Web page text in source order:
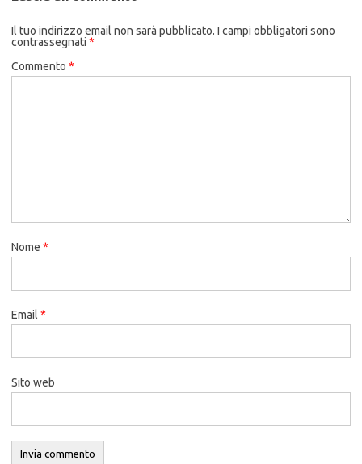
Il tuo indirizzo email non sarà pubblicato. I campi obbligatori sono
contrassegnati *
Commento *
Nome *
Email *
Sito web